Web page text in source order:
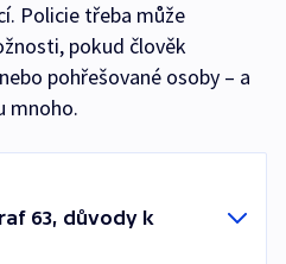
Policie třeba může
pokud člověk
pohřešované osoby – a
mnoho.
63, důvody k